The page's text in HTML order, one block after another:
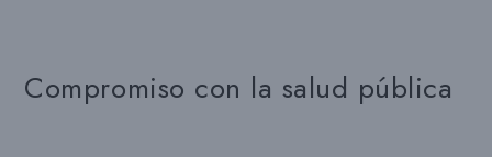
Compromiso con la salud pública